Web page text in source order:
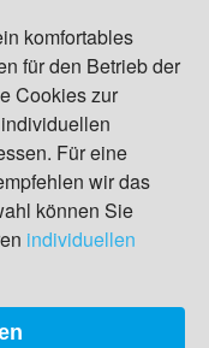
komfortables
für den Betrieb der
Cookies zur
Für eine
wir das
können Sie
individuellen